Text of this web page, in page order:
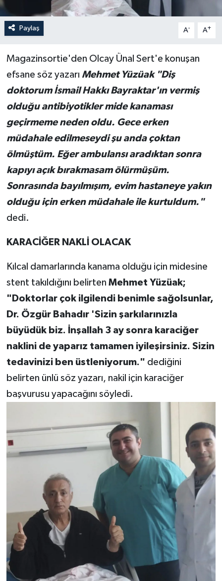
Paylaş A- A+
Magazinsortie'den Olcay Ünal Sert'e konuşan
efsane söz yazarı Mehmet Yüzüak "Diş
doktorum İsmail Hakkı Bayraktar'ın vermiş
olduğu antibiyotikler mide kanaması
geçirmeme neden oldu. Gece erken
müdahale edilmeseydi şu anda çoktan
ölmüştüm. Eğer ambulansı aradıktan sonra
kapıyı açık bırakmasam ölürmüşüm.
Sonrasında bayılmışım, evim hastaneye yakın
olduğu için erken müdahale ile kurtuldum."
dedi.
KARACİĞER NAKLİ OLACAK
Kılcal damarlarında kanama olduğu için midesine
stent takıldığını belirten Mehmet Yüzüak;
"Doktorlar çok ilgilendi benimle sağolsunlar,
Dr. Özgür Bahadır 'Sizin şarkılarınızla
büyüdük biz. İnşallah 3 ay sonra karaciğer
naklini de yaparız tamamen iyileşirsiniz. Sizin
tedavinizi ben üstleniyorum." dediğini
belirten ünlü söz yazarı, nakil için karaciğer
başvurusu yapacağını söyledi.